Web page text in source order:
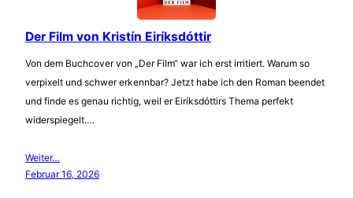
Der Film von Kristín Eiríksdóttir
Von dem Buchcover von „Der Film“ war ich erst irritiert. Warum so
verpixelt und schwer erkennbar? Jetzt habe ich den Roman beendet
und finde es genau richtig, weil er Eiríksdóttirs Thema perfekt
widerspiegelt.…
Weiter…
Februar 16, 2026